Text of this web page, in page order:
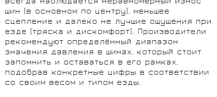
шин (в основном по центру), меньшее
сцепление и далеко не лучшие ощущения при
езде (тряска и дискомфорт). Производители
рекомендуют определённый диапазон
значения давления в шинах, который стоит
запомнить и оставаться в его рамках,
подобрав конкретные цифры в соответствии
со своим весом и типом езды.